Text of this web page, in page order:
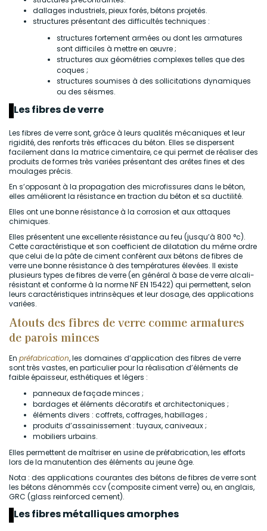
dallages industriels, pieux forés, bétons projetés.
structures présentant des difficultés techniques :
structures fortement armées ou dont les armatures
sont difficiles à mettre en œuvre ;
structures aux géométries complexes telles que des
coques ;
structures soumises à des sollicitations dynamiques
ou des séismes.
Les fibres de verre
Les fibres de verre sont, grâce à leurs qualités mécaniques et leur
rigidité, des renforts très efficaces du béton. Elles se dispersent
facilement dans la matrice cimentaire, ce qui permet de réaliser des
produits de formes très variées présentant des arêtes fines et des
moulages précis.
En s’opposant à la propagation des microfissures dans le béton,
elles améliorent la résistance en traction du béton et sa ductilité.
Elles ont une bonne résistance à la corrosion et aux attaques
chimiques.
Elles présentent une excellente résistance au feu (jusqu’à 800 °c).
Cette caractéristique et son coefficient de dilatation du même ordre
que celui de la pâte de ciment confèrent aux bétons de fibres de
verre une bonne résistance à des températures élevées. Il existe
plusieurs types de fibres de verre (en général à base de verre alcali-
résistant et conforme à la norme NF EN 15422) qui permettent, selon
leurs caractéristiques intrinsèques et leur dosage, des applications
variées.
Atouts des fibres de verre comme armatures
de parois minces
En préfabrication, les domaines d’application des fibres de verre
sont très vastes, en particulier pour la réalisation d’éléments de
faible épaisseur, esthétiques et légers :
panneaux de façade minces ;
bardages et éléments décoratifs et architectoniques ;
éléments divers : coffrets, coffrages, habillages ;
produits d’assainissement : tuyaux, caniveaux ;
mobiliers urbains.
Elles permettent de maîtriser en usine de préfabrication, les efforts
lors de la manutention des éléments au jeune âge.
Nota : des applications courantes des bétons de fibres de verre sont
les bétons dénommés ccv (composite ciment verre) ou, en anglais,
GRC (glass reinforced cement).
Les fibres métalliques amorphes